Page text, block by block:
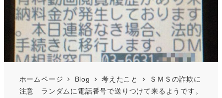
ホームページ Blog 考えたこと
ＳＭＳの詐欺に
注意 ランダムに電話番号で送りつけて来るようです。